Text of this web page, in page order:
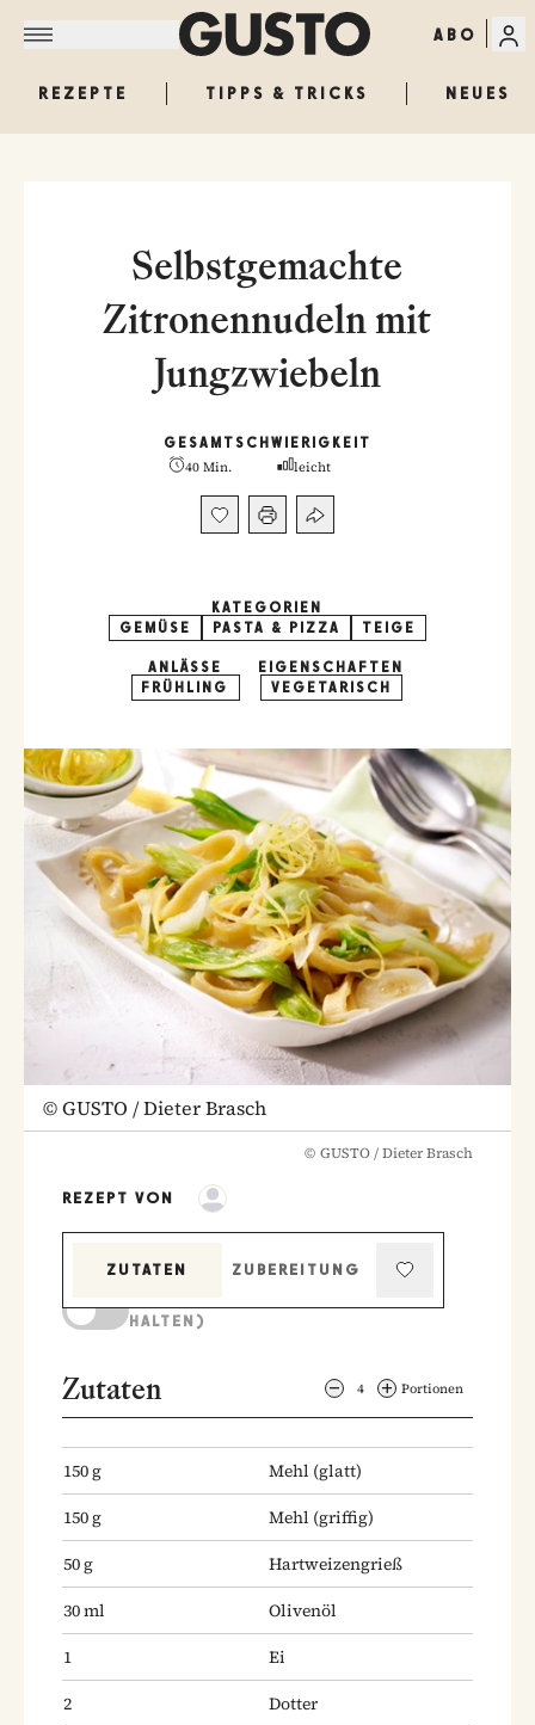
ABO
REZEPTE TIPPS & TRICKS NEUES
Selbstgemachte
Zitronennudeln mit
Jungzwiebeln
GESAMT
40 Min.
SCHWIERIGKEIT
leicht
KATEGORIEN
GEMÜSE
PASTA & PIZZA TEIGE
ANLÄSSE
FRÜHLING
EIGENSCHAFTEN
VEGETARISCH
©GUSTO / Dieter Brasch
© GUSTO / Dieter Brasch
REZEPT VON
ZUTATEN
ZUBEREITUNG
HALTEN)
Zutaten 4 Portionen
150g Mehl (glatt)
150g Mehl (griffig)
50g
Hartweizengrieß
30ml
Olivenöl
1
Ei
2
Dotter